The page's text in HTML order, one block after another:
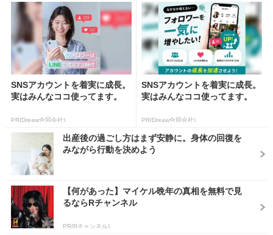
SNSアカウントを着実に成長。
実はみんなココ使ってます。
PR(Dreaw合同会社)
SNSアカウントを着実に成長。
実はみんなココ使ってます。
PR(Dreaw合同会社)
出産後の過ごし方はまず安静に。身体の回復を
みながら行動を決めよう
【何があった】マイケル晩年の真相を無料で見
るならRチャンネル
PR(Rチャンネル)